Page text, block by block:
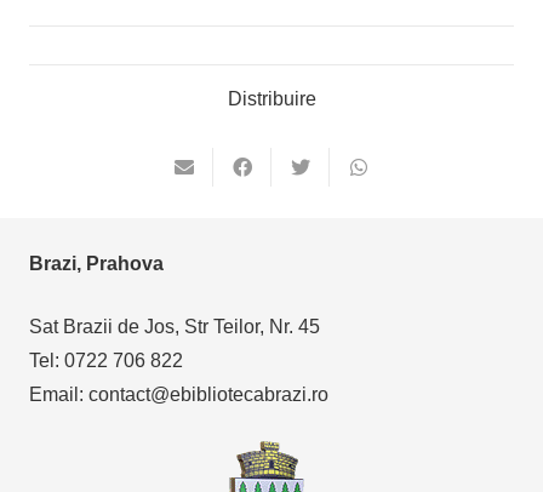
Distribuire
Brazi, Prahova
Sat Brazii de Jos, Str Teilor, Nr. 45
Tel: 0722 706 822
Email: contact@ebibliotecabrazi.ro